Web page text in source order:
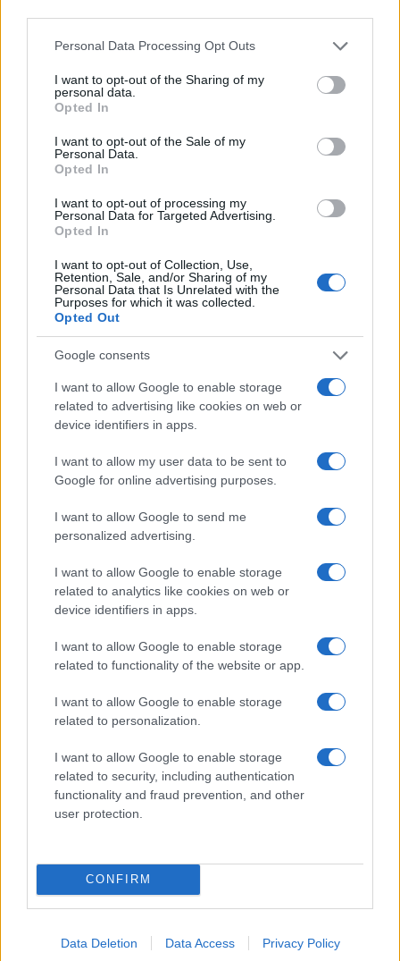
Please note that this website/app uses one or more Google
not limited to your visit or usage behaviour. You may click to
grant or deny consent to Google and its third-party tags to
use your data for below specified purposes in below Google
consent section.
Personal Data Processing Opt Outs
I want to opt-out of the Sharing of my
personal data.
Opted In
I want to opt-out of the Sale of my
Personal Data.
Opted In
I want to opt-out of processing my
Personal Data for Targeted Advertising.
Opted In
I want to opt-out of Collection, Use,
Retention, Sale, and/or Sharing of my
Personal Data that Is Unrelated with the
Purposes for which it was collected.
Opted Out
Google consents
I want to allow Google to enable storage
related to advertising like cookies on web or
device identifiers in apps.
I want to allow my user data to be sent to
Google for online advertising purposes.
I want to allow Google to send me
personalized advertising.
I want to allow Google to enable storage
related to analytics like cookies on web or
device identifiers in apps.
I want to allow Google to enable storage
related to functionality of the website or app.
I want to allow Google to enable storage
related to personalization.
I want to allow Google to enable storage
related to security, including authentication
functionality and fraud prevention, and other
user protection.
CONFIRM
Data Deletion Data Access Privacy Policy
Continua a leggere
Allenamento da spiaggia: tre livelli beach-friendly
Camilla Fiore · 7 Ago 2026
e recupero
Cristian Castiglioni · 1 Ago 2026
FITNESS
Circuito total body al parco in 30 minuti a corpo libero